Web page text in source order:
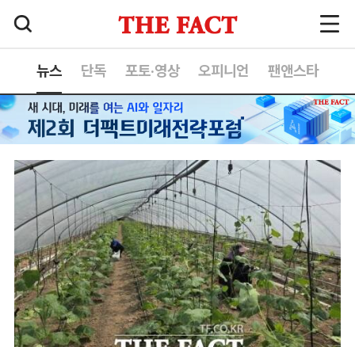
뉴스 단독 포토·영상 오피니언 팬앤스타